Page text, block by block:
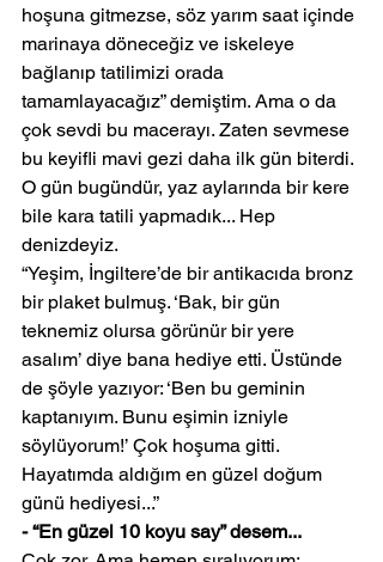
hoşuna gitmezse, söz yarım saat içinde
marinaya döneceğiz ve iskeleye
bağlanıp tatilimizi orada
tamamlayacağız” demiştim. Ama o da
çok sevdi bu macerayı. Zaten sevmese
bu keyifli mavi gezi daha ilk gün biterdi.
O gün bugündür, yaz aylarında bir kere
bile kara tatili yapmadık... Hep
denizdeyiz.
“Yeşim, İngiltere’de bir antikacıda bronz
bir plaket bulmuş. ‘Bak, bir gün
teknemiz olursa görünür bir yere
asalım’ diye bana hediye etti. Üstünde
de şöyle yazıyor: ‘Ben bu geminin
kaptanıyım. Bunu eşimin izniyle
söylüyorum!’ Çok hoşuma gitti.
Hayatımda aldığım en güzel doğum
günü hediyesi...”
- “En güzel 10 koyu say” desem...